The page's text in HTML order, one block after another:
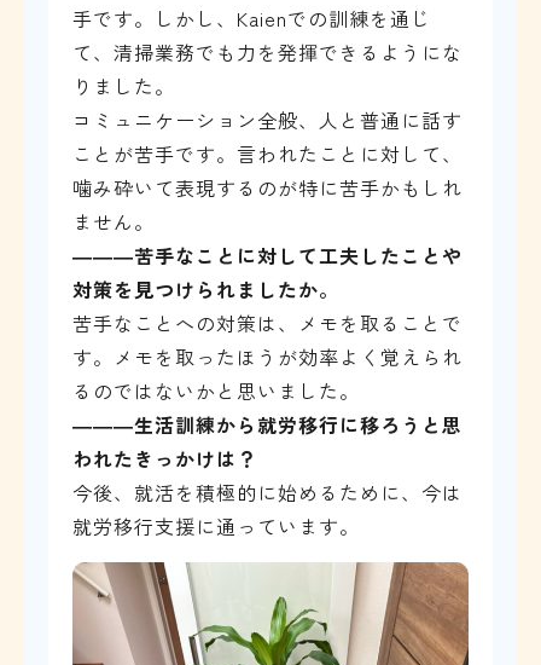
手です。しかし、Kaienでの訓練を通じ
て、清掃業務でも力を発揮できるようにな
りました。
コミュニケーション全般、人と普通に話す
ことが苦手です。言われたことに対して、
噛み砕いて表現するのが特に苦手かもしれ
ません。
―――苦手なことに対して工夫したことや
対策を見つけられましたか。
苦手なことへの対策は、メモを取ることで
す。メモを取ったほうが効率よく覚えられ
るのではないかと思いました。
―――生活訓練から就労移行に移ろうと思
われたきっかけは？
今後、就活を積極的に始めるために、今は
就労移行支援に通っています。